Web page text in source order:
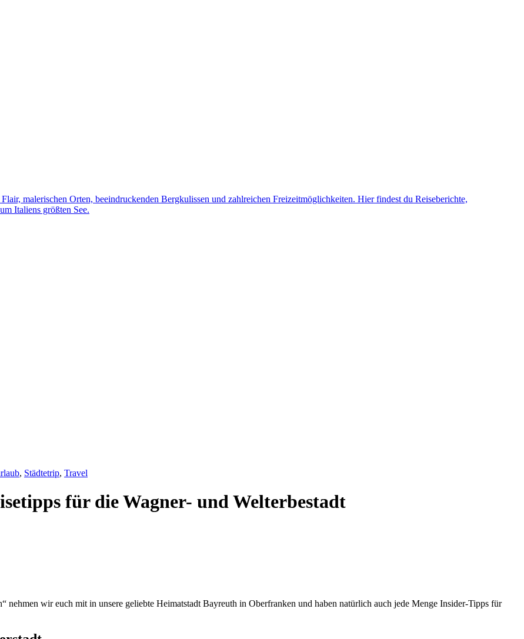
malerischen Orten, beeindruckenden Bergkulissen und zahlreichen Freizeitmöglichkeiten. Hier findest du Reiseberichte,
Italiens größten See.
, Städtetrip, Travel
für die Wagner- und Welterbestadt
nehmen wir euch mit in unsere geliebte Heimatstadt Bayreuth in Oberfranken und haben natürlich auch jede Menge Insider-Tipps für